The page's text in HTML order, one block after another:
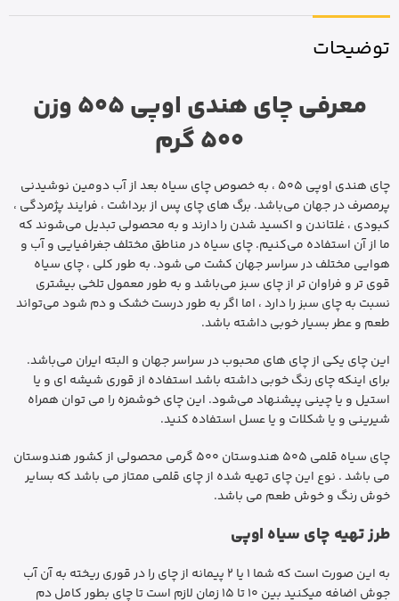
توضیحات
معرفی چای هندی اوپی 505 وزن
500 گرم
چای هندی اوپی 505 ، به خصوص چای سیاه بعد از آب دومین نوشیدنی
پرمصرف در جهان می‌باشد. برگ های چای پس از برداشت ، فرایند پژمردگی ،
کبودی ، غلتاندن و اکسید شدن را دارند و به محصولی تبدیل می‌شوند که
ما از آن استفاده می‌کنیم. چای سیاه در مناطق مختلف جغرافیایی و آب و
هوایی مختلف در سراسر جهان کشت می شود. به طور کلی ، چای سیاه
قوی تر و فراوان تر از چای سبز می‌باشد و به طور معمول تلخی بیشتری
نسبت به چای سبز را دارد ، اما اگر به طور درست خشک و دم شود می‌تواند
طعم و عطر بسیار خوبی داشته باشد.
این چای یکی از چای های محبوب در سراسر جهان و البته ایران می‌باشد.
برای اینکه چای رنگ خوبی داشته باشد استفاده از قوری شیشه ای و یا
استیل و یا چینی پیشنهاد می‌شود. این چای خوشمزه را می توان همراه
شیرینی و یا شکلات و یا عسل استفاده کنید.
چای سیاه قلمی 505 هندوستان 500 گرمی محصولی از کشور هندوستان
می باشد . نوع این چای تهیه شده از چای قلمی ممتاز می باشد که بسایر
خوش رنگ و خوش طعم می باشد.
طرز تهیه چای سیاه اوپی
به این صورت است که شما 1 یا 2 پیمانه از چای را در قوری ریخته به آن آب
جوش اضافه میکنید بین 10 تا 15 زمان لازم است تا چای بطور کامل دم